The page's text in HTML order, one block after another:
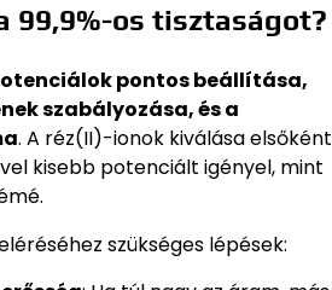
99,9%-os tisztaságot?
pontos beállítása,
szabályozása, és a
. A réz(II)-ionok kiválása elsőként
kisebb potenciált igényel, mint
szükséges lépések: